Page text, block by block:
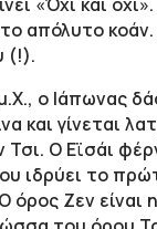
απόλυτο κοάν.
(!).
ο Ιάπωνας
και γίνεται
Τσι. Ο Εϊσάι
ιδρύει το
όρος Ζεν